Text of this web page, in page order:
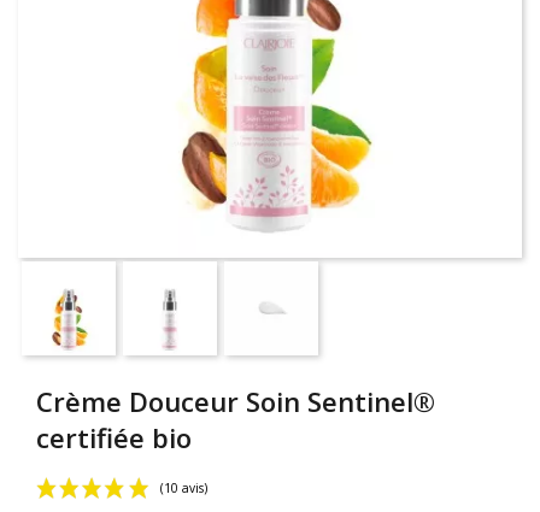
Crème Douceur Soin Sentinel®
certifiée bio